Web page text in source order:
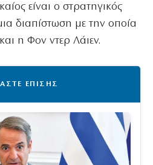
είναι ο στρατηγικός
διαπίστωση με την οποία
η Φον ντερ Λάιεν.
ΕΠΙΣΗΣ